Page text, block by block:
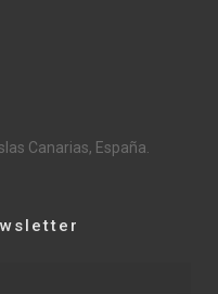
Canarias, España.